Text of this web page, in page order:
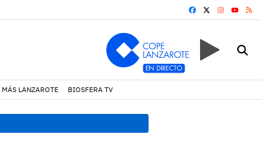
FACEBOOK
YOUTUBE
MÁS LANZAROTE BIOSFERA TV